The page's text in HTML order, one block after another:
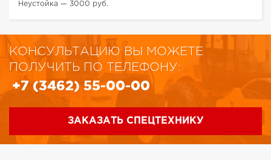
Неустойка — 3000 руб.
КОНСУЛЬТАЦИЮ ВЫ МОЖЕТЕ
ПОЛУЧИТЬ ПО ТЕЛЕФОНУ:
+7 (3462) 55-00-00
ЗАКАЗАТЬ СПЕЦТЕХНИКУ